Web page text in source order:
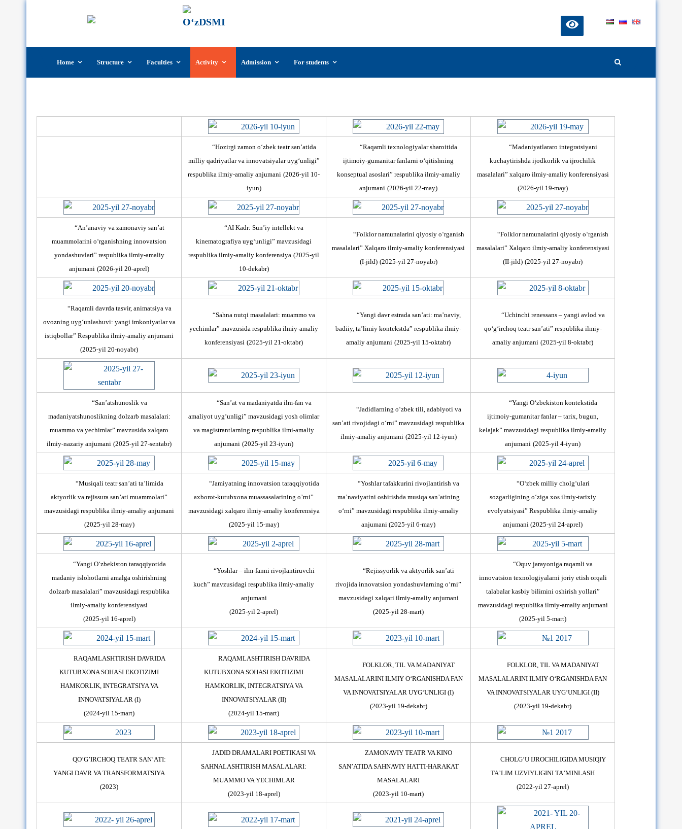
content
Home Structure Faculties Activity Admission For students
“Hozirgi zamon о‘zbek teatr san’atida
milliy qadriyatlar va innovatsiyalar uyg‘unligi”
respublika ilmiy-amaliy anjumani (2026-yil 10-
iyun)
“Raqamli texnologiyalar sharoitida
ijtimoiy-gumanitar fanlarni o‘qitishning
konseptual asoslari” respublika ilmiy-amaliy
anjumani (2026-yil 22-may)
“Madaniyatlararo integratsiyani
kuchaytirishda ijodkorlik va ijrochilik
masalalari” xalqaro ilmiy-amaliy konferensiyasi
(2026-yil 19-may)
“An’anaviy va zamonaviy san’at
muammolarini o‘rganishning innovatsion
yondashuvlari” respublika ilmiy-amaliy
anjumani (2026-yil 20-aprel)
“AI Kadr: Sun’iy intellekt va
kinematografiya uyg‘unligi” mavzusidagi
respublika ilmiy-amaliy konferensiya (2025-yil
10-dekabr)
“Folklor namunalarini qiyosiy o‘rganish
masalalari” Xalqaro ilmiy-amaliy konferensiyasi
(I-jild) (2025-yil 27-noyabr)
“Folklor namunalarini qiyosiy o‘rganish
masalalari” Xalqaro ilmiy-amaliy konferensiyasi
(II-jild) (2025-yil 27-noyabr)
“Raqamli davrda tasvir, animatsiya va
ovozning uyg‘unlashuvi: yangi imkoniyatlar va
istiqbollar” Respublika ilmiy-amaliy anjumani
(2025-yil 20-noyabr)
“Sahna nutqi masalalari: muаmmo va
yechimlar” mavzusida respublika ilmiy-amaliy
konferensiyasi (2025-yil 21-oktabr)
“Yangi davr estrada san’ati: ma’naviy,
badiiy, ta’limiy kontekstda” respublika ilmiy-
amaliy anjumani (2025-yil 15-oktabr)
“Uchinchi renessans – yangi avlod va
qо‘g‘irchoq teatr san’ati” respublika ilmiy-
amaliy anjumani (2025-yil 8-oktabr)
“San’atshunoslik va
madaniyatshunoslikning dolzarb masalalari:
muammo va yechimlar” mavzusida xalqaro
ilmiy-nazariy anjumani (2025-yil 27-sentabr)
“San’at va madaniyatda ilm-fan va
amaliyot uyg‘unligi” mavzusidagi yosh olimlar
va magistrantlarning respublika ilmi-amaliy
anjumani (2025-yil 23-iyun)
“Jadidlarning o‘zbek tili, adabiyoti va
san’ati rivojidagi o‘rni” mavzusidagi respublika
ilmiy-amaliy anjumani (2025-yil 12-iyun)
“Yangi O‘zbekiston kontekstida
ijtimoiy-gumanitar fanlar – tarix, bugun,
kelajak” mavzusidagi respublika ilmiy-amaliy
anjumani (2025-yil 4-iyun)
“Musiqali teatr sanʼati taʼlimida
aktyorlik va rejissura sanʼati muammolari”
mavzusidagi respublika ilmiy-amaliy anjumani
(2025-yil 28-may)
“Jamiyatning innovatsion taraqqiyotida
axborot-kutubxona muassasalarining o’rni”
mavzusidagi xalqaro ilmiy-amaliy konferensiya
(2025-yil 15-may)
“Yoshlar tafakkurini rivojlantirish va
ma’naviyatini oshirishda musiqa san’atining
o‘rni” mavzusidagi respublika ilmiy-amaliy
anjumani (2025-yil 6-may)
“О‘zbek milliy cholg‘ulari
sozgarligining о‘ziga xos ilmiy-tarixiy
evolyutsiyasi” Respublika ilmiy-amaliy
anjumani (2025-yil 24-aprel)
“Yangi О‘zbekistоn taraqqiyоtida
madaniy islоhоtlarni amalga оshirishning
dоlzarb masalalari” mаvzusidаgi respublika
ilmiy-amaliy konferensiyasi
(2025-yil 16-aprel)
“Yoshlar – ilm-fanni rivojlantiruvchi
kuch” mavzusidagi respublika ilmiy-amaliy
anjumani
(2025-yil 2-aprel)
“Rejissyorlik va aktyorlik san’ati
rivojida innovatsion yondashuvlarning o‘rni”
mavzusidagi xalqari ilmiy-amaliy anjumani
(2025-yil 28-mart)
“Oquv jarayoniga raqamli va
innovatsion texnologiyalarni joriy etish orqali
talabalar kasbiy bilimini oshirish yollari”
mavzusidagi respublika ilmiy-amaliy anjumani
(2025-yil 5-mart)
RAQAMLASHTIRISH DAVRIDA
KUTUBXONA SOHASI EKOTIZIMI
HAMKORLIK, INTEGRATSIYA VA
INNOVATSIYALAR (I)
(2024-yil 15-mart)
RAQAMLASHTIRISH DAVRIDA
KUTUBXONA SOHASI EKOTIZIMI
HAMKORLIK, INTEGRATSIYA VA
INNOVATSIYALAR (II)
(2024-yil 15-mart)
FOLKLOR, TIL VA MADANIYAT
MASALALARINI ILMIY О‘RGANISHDA FAN
VA INNOVATSIYALAR UYG‘UNLIGI (I)
(2023-yil 19-dekabr)
FOLKLOR, TIL VA MADANIYAT
MASALALARINI ILMIY О‘RGANISHDA FAN
VA INNOVATSIYALAR UYG‘UNLIGI (II)
(2023-yil 19-dekabr)
QO’G’IRCHOQ TEATR SAN’ATI:
YANGI DAVR VA TRANSFORMATSIYA
(2023)
JADID DRAMALARI POETIKASI VA
SAHNALASHTIRISH MASALALARI:
MUAMMO VA YECHIMLAR
(2023-yil 18-aprel)
ZAMONAVIY TEATR VA KINO
SAN’ATIDA SAHNAVIY HATTI-HARAKAT
MASALALARI
(2023-yil 10-mart)
CHOLGʻU IJROCHILIGIDA MUSIQIY
TAʼLIM UZVIYLIGINI TAʼMINLASH
(2022-yil 27-aprel)